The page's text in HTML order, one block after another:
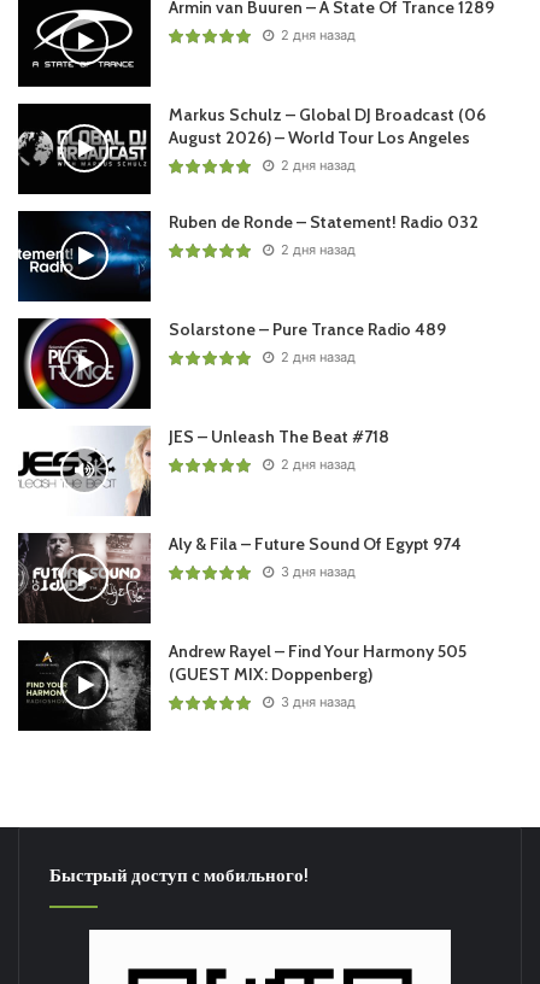
Armin van Buuren – A State Of Trance 1289
2 дня назад
Markus Schulz – Global DJ Broadcast (06
August 2026) – World Tour Los Angeles
2 дня назад
Ruben de Ronde – Statement! Radio 032
2 дня назад
Solarstone – Pure Trance Radio 489
2 дня назад
JES – Unleash The Beat #718
2 дня назад
Aly & Fila – Future Sound Of Egypt 974
3 дня назад
Andrew Rayel – Find Your Harmony 505
(GUEST MIX: Doppenberg)
3 дня назад
Быстрый доступ с мобильного!